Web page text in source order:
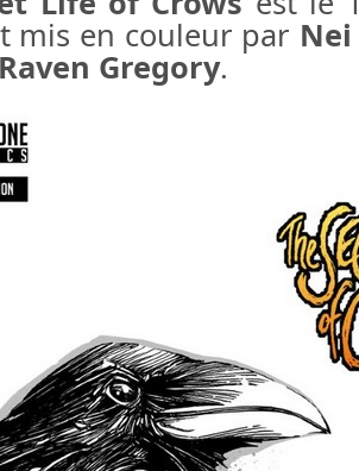
mis en couleur par
Raven Gregory.